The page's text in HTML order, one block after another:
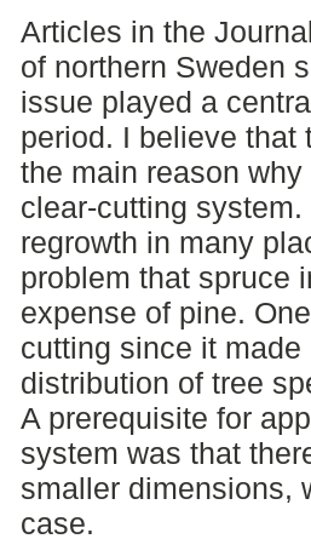
Articles in the
of northern Sweden
issue played a
period. I believe that
the main reason
clear-cutting
regrowth in many
problem that spruce
expense of pine.
cutting since it
distribution of tree
A prerequisite for
system was that
smaller dimensions,
case.